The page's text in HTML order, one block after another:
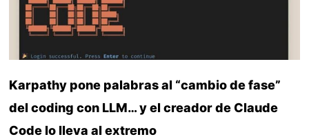
Karpathy pone palabras al “cambio de fase”
del coding con LLM… y el creador de Claude
Code lo lleva al extremo